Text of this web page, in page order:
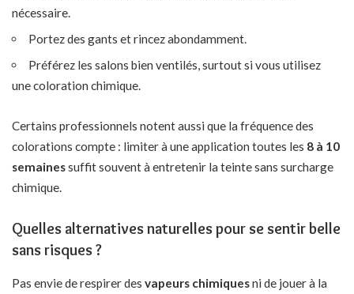
nécessaire.
Portez des gants et rincez abondamment.
Préférez les salons bien ventilés, surtout si vous utilisez
une coloration chimique.
Certains professionnels notent aussi que la fréquence des
colorations compte : limiter à une application toutes les 8 à 10
semainessuffit souvent à entretenir la teinte sans surcharge
chimique.
Quelles alternatives naturelles pour se sentir belle
sans risques ?
Pas envie de respirer des vapeurs chimiquesni de jouer à la